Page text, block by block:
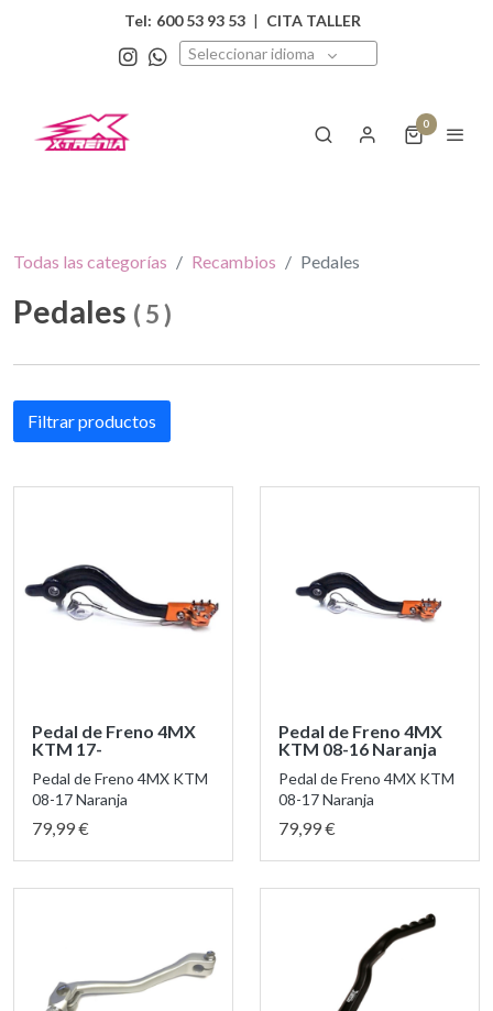
Tel: 600 53 93 53 | CITA TALLER
Seleccionar idioma
0
Todas las categorías Recambios Pedales
Pedales (5)
Filtrar productos
Pedal de Freno 4MX
KTM 17-
Pedal de Freno 4MX KTM
08-17 Naranja
79,99 €
Pedal de Freno 4MX
KTM 08-16 Naranja
Pedal de Freno 4MX KTM
08-17 Naranja
79,99 €